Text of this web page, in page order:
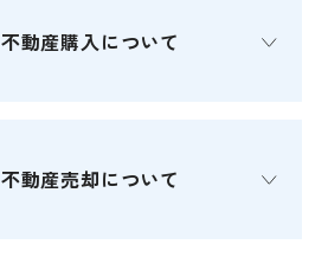
不動産購入について
不動産売却について